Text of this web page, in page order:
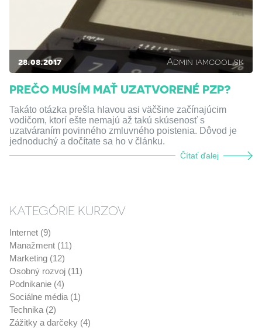
28.08.2017 Admin iamcool.sk
PREČO MUSÍM MAŤ UZATVORENÉ PZP?
Takáto otázka prešla hlavou asi väčšine začínajúcim
vodičom, ktorí ešte nemajú až takú skúsenosť s
uzatváraním povinného zmluvného poistenia. Dôvod je
jednoduchý a dočítate sa ho v článku.
Čítať ďalej
KATEGÓRIE KURZOV
Internet (9)
Manažment (11)
Marketing (12)
Osobný rozvoj (11)
Podnikanie (4)
Sociálne média (1)
Technika (2)
Zážitky a darčeky (4)